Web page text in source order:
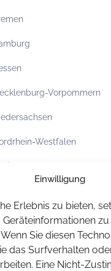
Einwilligung
Erlebnis zu bieten,
Geräteinformationen
Sie diesen
das Surfverhalten
Eine Nicht-
Vorpommern
Westfalen
Anhalt
Holstein